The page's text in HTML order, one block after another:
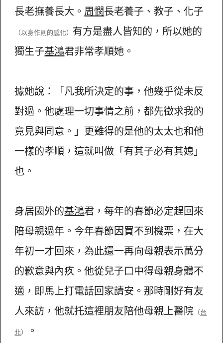
長老撫養長大。 周憫長老養子、教子、化子
（以身作則的感化） 有方是盡人皆知的，所以她的
獨生子基鴻君非常孝順她。
據她說：「凡我所決定的事，他幾乎從未反
對過。他處理一切事情之前，都先徵求我的
竟見與同意。」更難得的是他的太太也和他
一樣的孝順，這就叫做「有其子必有其媳」
也。
身居國外的基鴻君，每年的春節必定趕回來
陪母親過年。今年春節因買不到機票，在大
年初一才回來，為此還一再向母親表示萬分
的歉意與內疚。他從兒子口中得母親身體不
適，即馬上打電話回家請安。那時剛好有友
人來訪，他就托這裡朋友陪他母親上醫院 （台
北） 。